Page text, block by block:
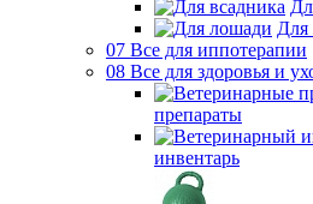
Для
07 Все для иппотерапии
08 Все для здоровья и
препараты
инвентарь